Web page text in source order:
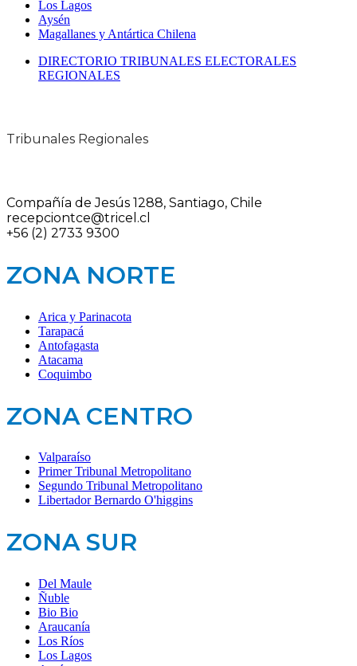
Los Lagos
Aysén
Magallanes y Antártica Chilena
DIRECTORIO TRIBUNALES ELECTORALES
REGIONALES
Tribunales Regionales
Compañía de Jesús 1288, Santiago, Chile
recepciontce@tricel.cl
+56 (2) 2733 9300
ZONA NORTE
Arica y Parinacota
Tarapacá
Antofagasta
Atacama
Coquimbo
ZONA CENTRO
Valparaíso
Primer Tribunal Metropolitano
Segundo Tribunal Metropolitano
Libertador Bernardo O'higgins
ZONA SUR
Del Maule
Ñuble
Bio Bio
Araucanía
Los Ríos
Los Lagos